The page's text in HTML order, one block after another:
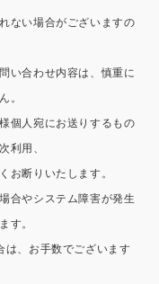
るご質問
合わせ
約
ない場合がございますの
い合わせ内容は、慎重に
。
個人宛にお送りするもの
利用、
お断りいたします。
合やシステム障害が発生
す。
は、お手数でございます